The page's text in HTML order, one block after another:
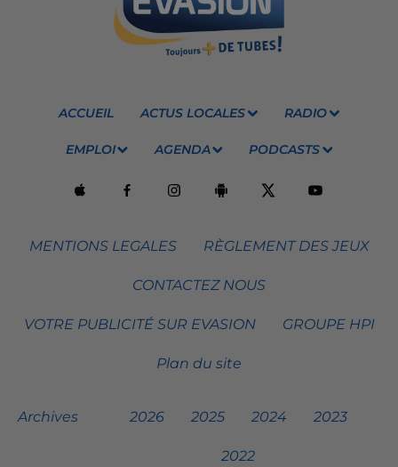
ACCUEIL ACTUS LOCALES RADIO
EMPLOI AGENDA PODCASTS
MENTIONS LEGALES RÈGLEMENT DES JEUX
CONTACTEZ NOUS
VOTRE PUBLICITÉ SUR EVASION GROUPE HPI
Plan du site
Archives 2026 2025 2024 2023
2022